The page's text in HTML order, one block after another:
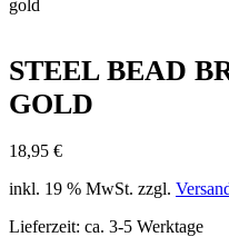
gold
STEEL BEAD
GOLD
18,95 €
inkl. 19 % MwSt. zzgl.
Lieferzeit: ca. 3-5 Werktage